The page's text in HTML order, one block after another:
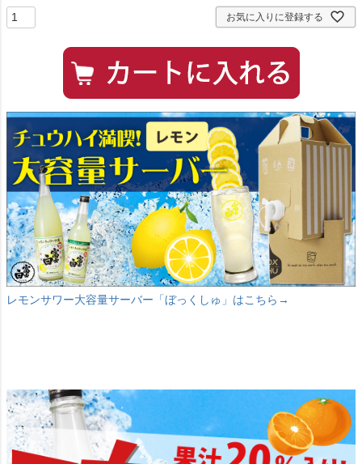
お気に入りに登録する
レモンサワー大容量サーバー「ぼっくしゅ」はこちら→